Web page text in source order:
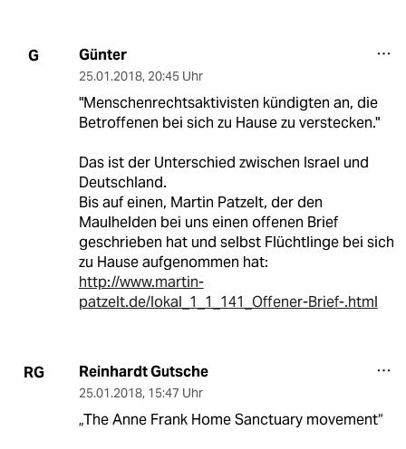
G Günter
25.01.2018, 20:45 Uhr
"Menschenrechtsaktivisten kündigten an, die
Betroffenen bei sich zu Hause zu verstecken."
Das ist der Unterschied zwischen Israel und
Deutschland.
Bis auf einen, Martin Patzelt, der den
Maulhelden bei uns einen offenen Brief
geschrieben hat und selbst Flüchtlinge bei sich
zu Hause aufgenommen hat:
http://www.martin-
patzelt.de/lokal_1_1_141_Offener-Brief-.html
RG Reinhardt Gutsche
25.01.2018, 15:47 Uhr
„The Anne Frank Home Sanctuary movement“